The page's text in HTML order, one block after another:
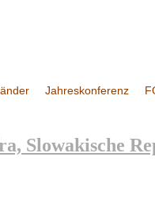
Jahreskonferenz
Slowakische